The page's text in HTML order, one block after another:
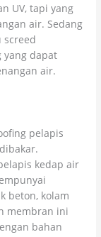
UV, tapi yang
air. Sedang
screed
yang dapat
air.
pelapis
kedap air
beton, kolam
membran ini
bahan